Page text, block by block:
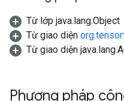
Từ lớp java.lang.Object
Từ giao diện
Từ giao diện
Phương pháp